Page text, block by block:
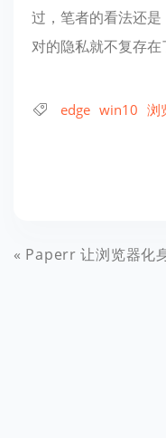
过，笔者的看法还
对的隐私就不复存在
edge win10 浏
Paperr 让浏览器化身优雅文字编辑器，美好你的